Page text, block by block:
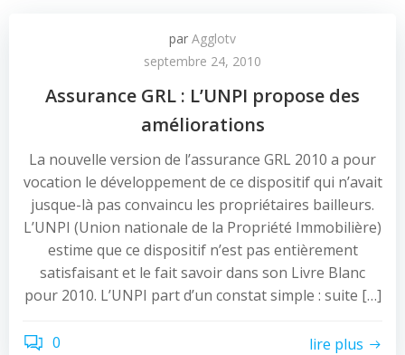
par Agglotv
septembre 24, 2010
Assurance GRL : L’UNPI propose des
améliorations
La nouvelle version de l’assurance GRL 2010 a pour
vocation le développement de ce dispositif qui n’avait
jusque-là pas convaincu les propriétaires bailleurs.
L’UNPI (Union nationale de la Propriété Immobilière)
estime que ce dispositif n’est pas entièrement
satisfaisant et le fait savoir dans son Livre Blanc
pour 2010. L’UNPI part d’un constat simple : suite […]
0 lire plus